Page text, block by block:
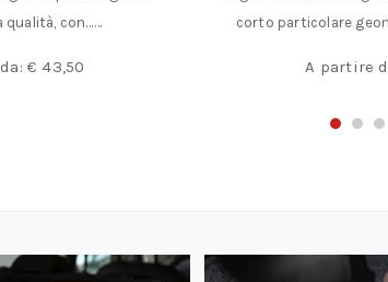
qualità, con……
€ 43,50
corto particolare
A partire